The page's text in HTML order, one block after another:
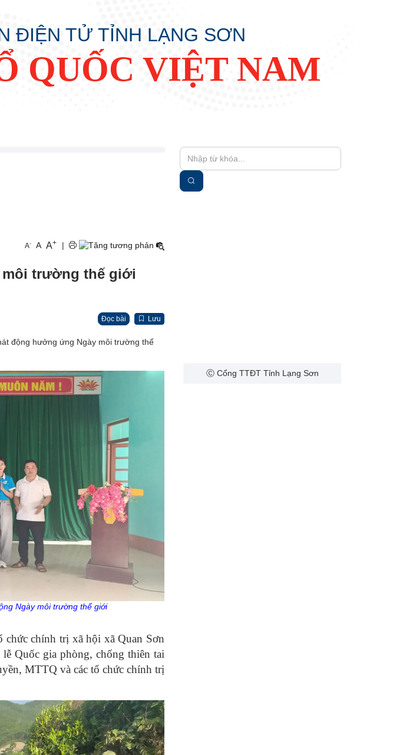
ĐIỆN TỬ TỈNH LẠNG SƠN
QUỐC VIỆT NAM
A- A A+ |
môi trường thế giới
Đọc bài Lưu
động hưởng ứng Ngày môi trường thế
Ngày môi trường thế giới
chính trị xã hội xã Quan Sơn
Quốc gia phòng, chống thiên tai
MTTQ và các tổ chức chính trị
Ⓒ Cổng TTĐT Tỉnh Lạng Sơn